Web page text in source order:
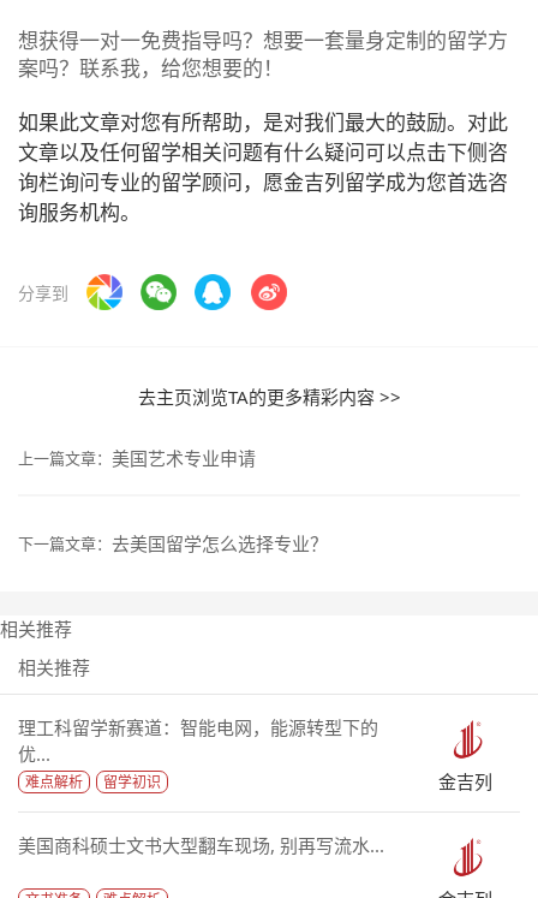
想获得一对一免费指导吗？想要一套量身定制的留学方
案吗？联系我，给您想要的！
如果此文章对您有所帮助，是对我们最大的鼓励。对此
文章以及任何留学相关问题有什么疑问可以点击下侧咨
询栏询问专业的留学顾问，愿金吉列留学成为您首选咨
询服务机构。
分享到
去主页浏览TA的更多精彩内容 >>
上一篇文章： 美国艺术专业申请
下一篇文章： 去美国留学怎么选择专业？
相关推荐
相关推荐
理工科留学新赛道：智能电网，能源转型下的
优...
难点解析 留学初识 金吉列
美国商科硕士文书大型翻车现场, 别再写流水...